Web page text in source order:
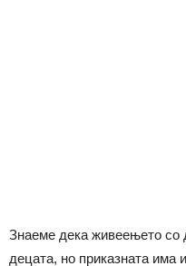
Знаеме дека живеењето
децата, но приказната има